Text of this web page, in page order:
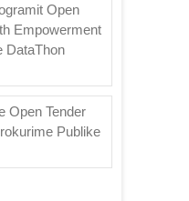
Open
Empowerment
DataThon
Open Tender
Publike